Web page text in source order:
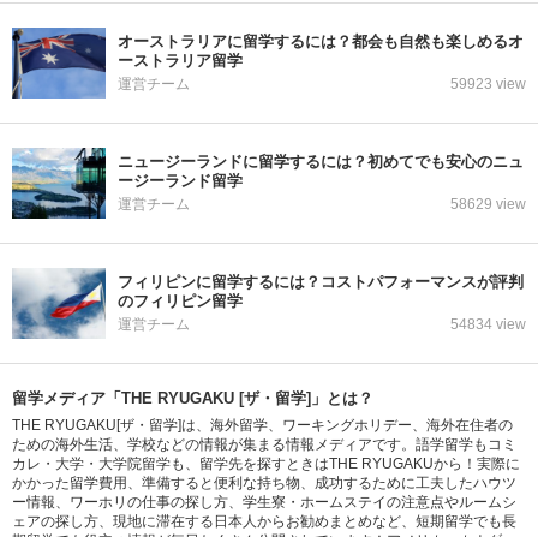
オーストラリアに留学するには？都会も自然も楽しめるオ
ーストラリア留学
運営チーム 59923 view
ニュージーランドに留学するには？初めてでも安心のニュ
ージーランド留学
運営チーム 58629 view
フィリピンに留学するには？コストパフォーマンスが評判
のフィリピン留学
運営チーム 54834 view
留学メディア「THE RYUGAKU [ザ・留学]」とは？
THE RYUGAKU[ザ・留学]は、海外留学、ワーキングホリデー、海外在住者の
ための海外生活、学校などの情報が集まる情報メディアです。語学留学もコミ
カレ・大学・大学院留学も、留学先を探すときはTHE RYUGAKUから！実際に
かかった留学費用、準備すると便利な持ち物、成功するために工夫したハウツ
ー情報、ワーホリの仕事の探し方、学生寮・ホームステイの注意点やルームシ
ェアの探し方、現地に滞在する日本人からお勧めまとめなど、短期留学でも長